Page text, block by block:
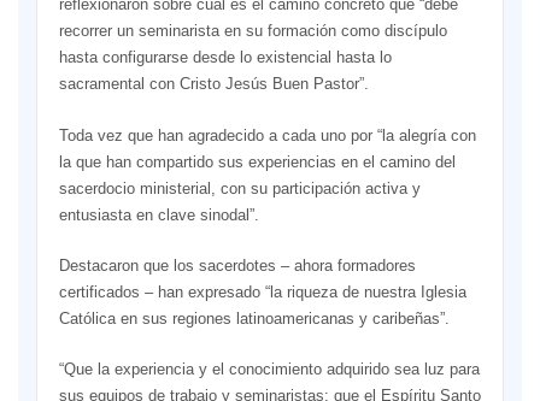
reflexionaron sobre cuál es el camino concreto que “debe
recorrer un seminarista en su formación como discípulo
hasta configurarse desde lo existencial hasta lo
sacramental con Cristo Jesús Buen Pastor”.
Toda vez que han agradecido a cada uno por “la alegría con
la que han compartido sus experiencias en el camino del
sacerdocio ministerial, con su participación activa y
entusiasta en clave sinodal”.
Destacaron que los sacerdotes – ahora formadores
certificados – han expresado “la riqueza de nuestra Iglesia
Católica en sus regiones latinoamericanas y caribeñas”.
“Que la experiencia y el conocimiento adquirido sea luz para
sus equipos de trabajo y seminaristas; que el Espíritu Santo